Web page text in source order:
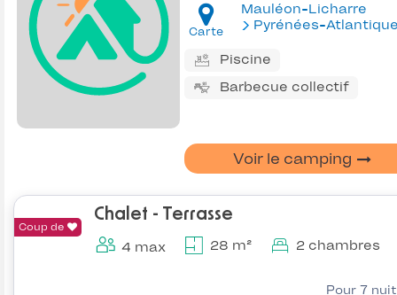
Carte
Mauléon-Licharre
Pyrénées-
Piscine
Barbecue collectif
Voir le camping
Coup de
Chalet - Terrasse
4 max 28 m² 2 chambres
Pour 7